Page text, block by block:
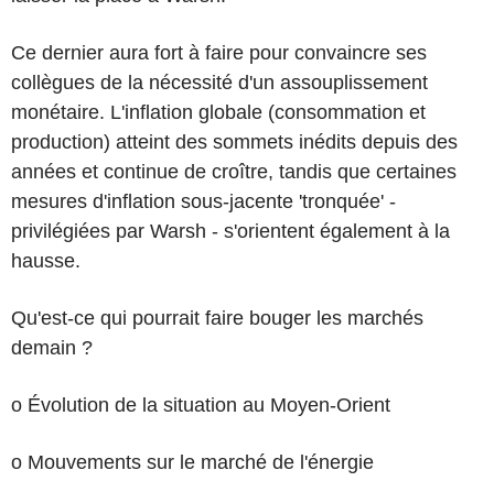
Ce dernier aura fort à faire pour convaincre ses
collègues de la nécessité d'un assouplissement
monétaire. L'inflation globale (consommation et
production) atteint des sommets inédits depuis des
années et continue de croître, tandis que certaines
mesures d'inflation sous-jacente 'tronquée' -
privilégiées par Warsh - s'orientent également à la
hausse.
Qu'est-ce qui pourrait faire bouger les marchés
demain ?
o Évolution de la situation au Moyen-Orient
o Mouvements sur le marché de l'énergie